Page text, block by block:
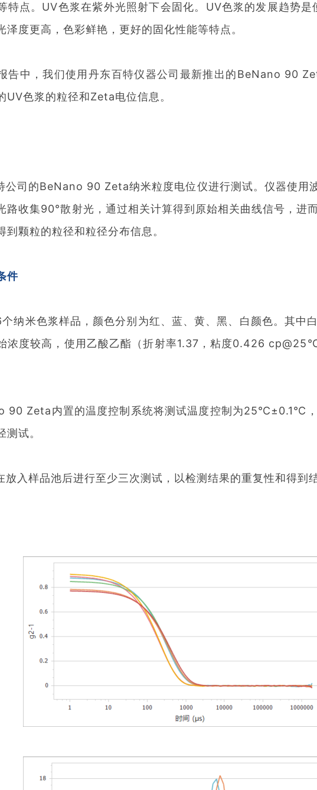
特点。UV色浆在紫外光照射下会固化。UV色浆的发展趋势
泽度更高，色彩鲜艳，更好的固化性能等特点。
中，我们使用丹东百特仪器公司最新推出的BeNano 90
UV色浆的粒径和Zeta电位信息。
司的BeNano 90 Zeta纳米粒度电位仪进行测试。仪器使用
路收集90°散射光，通过相关计算得到原始相关曲线信号，进
到颗粒的粒径和粒径分布信息。
件
米色浆样品，颜色分别为红、蓝、黄、黑、白颜色。其中
浓度较高，使用乙酸乙酯（折射率1.37，粘度0.426
Zeta内置的温度控制系统将测试温度控制为25℃±0.1℃，
试。
样品池后进行至少三次测试，以检测结果的重复性和得到结